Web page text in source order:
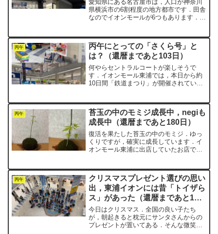
愛知県にある名古屋市は，人口が神奈川
県横浜市の6割程度の地方都市です．田舎
なのでイオンモールが6つもあります．横
ール熱田」を歩いてきました．ピクミン
ブルームのプレイヤー...
丙午
丙午にとっての「さくら号」と
は？（還暦まであと103日）
何やらセントラルコートが楽しそうで
す．イオンモール東浦では，本日から約
10日間「鉄道まつり」が開催されていま
100円，子ども200円という設定です．子
ども料金の方が高いと...
丙午
苔玉の中のモミジ成長中，negiも
成長中（還暦まであと180日）
復活を果たした苔玉の中のモミジ．ゆっ
くりですが，確実に成長しています．イ
オンモール東浦に出店していたお店で買
ろからの復活劇．丙午生まれで59歳の
negiも，「まだまだや...
丙午
クリスマスプレゼント選びの思い
出，東浦イオンには昔「トイザら
ス」があった（還暦まであと195
日）
今日はクリスマス．全国の良い子たち
が，朝起きると枕元にサンタさんからの
プレゼントが置いてある．そんな微笑ま